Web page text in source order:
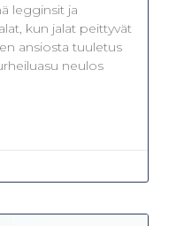
legginsit ja
kun jalat peittyvät
ansiosta tuuletus
neulos